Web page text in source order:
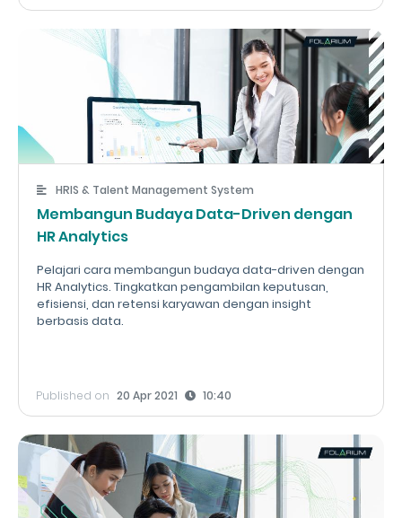
HRIS & Talent Management System
Membangun Budaya Data-Driven dengan
HR Analytics
Pelajari cara membangun budaya data-driven dengan
HR Analytics. Tingkatkan pengambilan keputusan,
efisiensi, dan retensi karyawan dengan insight
berbasis data.
Published on 20 Apr 2021 10:40